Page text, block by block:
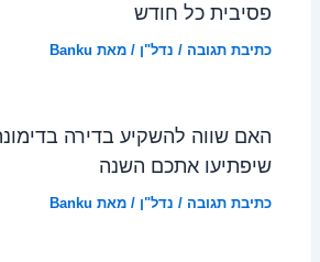
פסיבית כל חודש
כתיבת תגובה / נדל"ן / מאת Banku
האם שווה להשקיע בדירה
שיפתיעו אתכם השנה
כתיבת תגובה / נדל"ן / מאת Banku